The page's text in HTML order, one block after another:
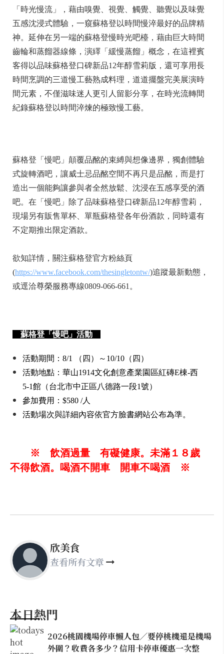
「時光慢流」，藉由嗅覺、視覺、觸覺、聽覺以及味覺
五感沈浸式體驗，一窺蘇格登以時間慢淬最好的品牌精
神。延伸在另一端的蘇格登慢時光吧檯，藉由巨大時間
齒輪和蒸餾器線條，演繹「緩慢蒸餾」概念，在這裡賓
客得以品味蘇格登口碑新品12年醇雪莉版，還可享用長
時間烹調的三道慢工藝熟成料理，道道擺盤完美展演時
間元素，不僅滋味迷人更引人留影分享，在時光流轉間
紀錄蘇格登以時間淬煉的極致慢工藝。
蘇格登「慢吧」顛覆品酩的束縛與想像邊界，獨創體驗
式旋轉酒吧，讓威士忌品酩空間不再只是品酩，而是打
造出一個能夠讓參與者全然放鬆、沈浸在五感享受的酒
吧。在「慢吧」除了品味蘇格登口碑新品12年醇雪莉，
現場另有販售單杯、單瓶蘇格登各年份酒款，同時還有
不定期推出限定酒款。
欲知詳情，關注蘇格登官方粉絲頁
(https://www.facebook.com/thesingletontw/)追蹤最新動態，
或逕洽尊榮服務專線0809-066-661。
蘇格登「慢吧」活動
活動期間：8/1 （四）～10/10（四）
活動地點：華山1914文化創意產業園區紅磚E棟-西
5-1館（台北市中正區八德路一段1號）
參加費用：$580 /人
活動場次與詳細內容依官方臉書網站公布為準。
※ 飲酒過量 有礙健康。未滿１８歲
不得飲酒。喝酒不開車 開車不喝酒 ※
欣美食
查看所有文章
本日熱門
2026桃園機場停車懶人包／要停桃機還是機場
外圍？收費各多少？信用卡停車優惠一次整